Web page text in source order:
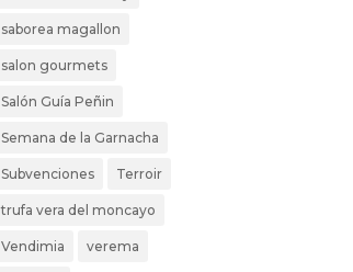
saborea magallon
salon gourmets
Salón Guía Peñin
Semana de la Garnacha
Subvenciones Terroir
trufa vera del moncayo
Vendimia verema